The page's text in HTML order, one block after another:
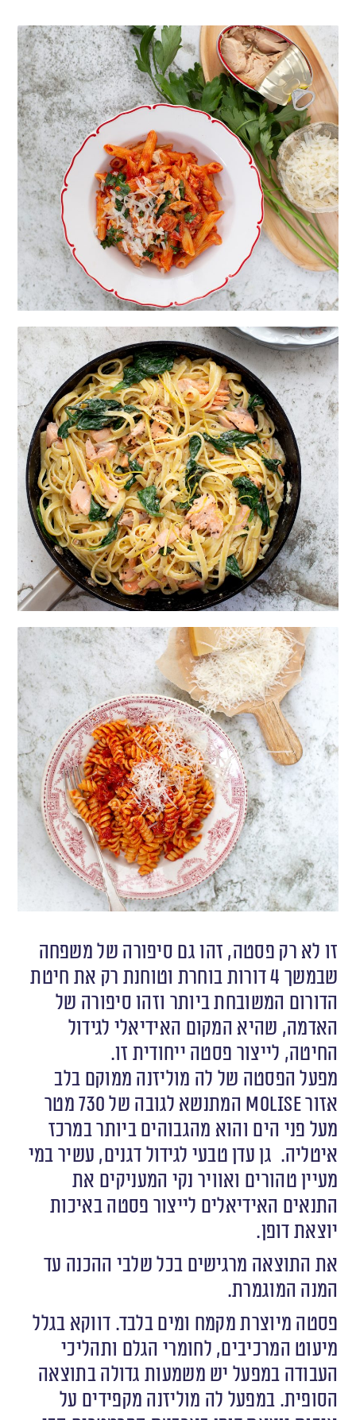
זו לא רק פסטה, זהו גם סיפורה של משפחה
שבמשך 4 דורות בוחרת וטוחנת רק את חיטת
הדורום המשובחת ביותר וזהו סיפורה של
האדמה, שהיא המקום האידיאלי לגידול
החיטה, לייצור פסטה ייחודית זו.
מפעל הפסטה של לה מוליזנה ממוקם בלב
אזור Molise המתנשא לגובה של 730 מטר
מעל פני הים והוא מהגבוהים ביותר במרכז
איטליה. גן עדן טבעי לגידול דגנים, עשיר במי
מעיין טהורים ואוויר נקי המעניקים את
התנאים האידיאלים לייצור פסטה באיכות
יוצאת דופן.
את התוצאה מרגישים בכל שלבי ההכנה עד
המנה המוגמרת.
פסטה מיוצרת מקמח ומים בלבד. דווקא בגלל
מיעוט המרכיבים, לחומרי הגלם ותהליכי
העבודה במפעל יש משמעות גדולה בתוצאה
הסופית. במפעל לה מוליזנה מקפידים על